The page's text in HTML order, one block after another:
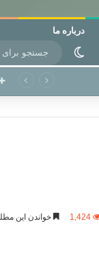
درباره ما
تغییر پوسته
1,424 خواندن این مطلب 1 دقیقه زمان